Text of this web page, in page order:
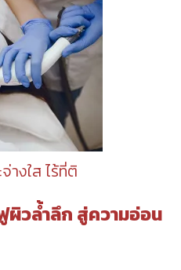
างใส ไร้ที่ติ
ผิวล้ำลึก สู่ความอ่อน